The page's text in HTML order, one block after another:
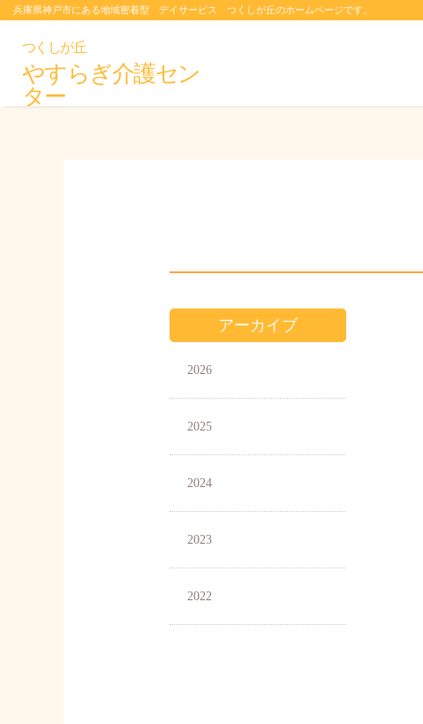
兵庫県神戸市にある地域密着型 デイサービス つくしが丘のホームページです。
つくしが丘
やすらぎ介護セン
ター
アーカイブ
2026
2025
2024
2023
2022